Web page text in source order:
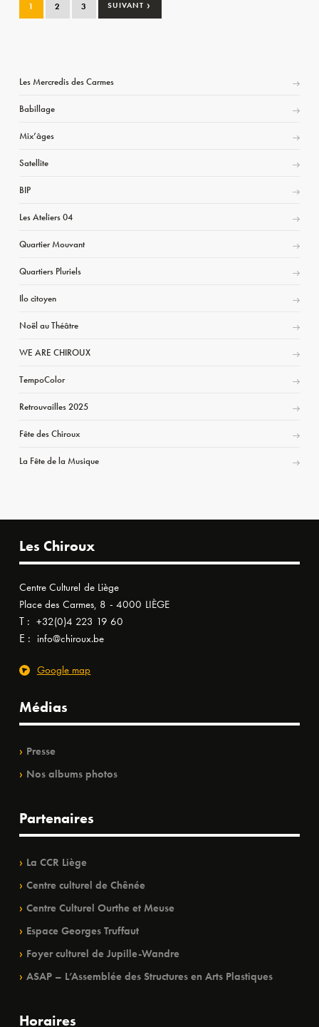
1 2 3 SUIVANT ›
Les Mercredis des Carmes
Babillage
Mix’âges
Satellite
BIP
Les Ateliers 04
Quartier Mouvant
Quartiers Pluriels
Ilo citoyen
Noël au Théâtre
WE ARE CHIROUX
TempoColor
Retrouvailles 2025
Fête des Chiroux
La Fête de la Musique
Les Chiroux
Centre Culturel de Liège
Place des Carmes, 8 - 4000 LIÈGE
T : +32(0)4 223 19 60
E : info@chiroux.be
Google map
Médias
Presse
Nos albums photos
Partenaires
La CCR Liège
Centre culturel de Chênée
Centre Culturel Ourthe et Meuse
Espace Georges Truffaut
Foyer culturel de Jupille-Wandre
ASAP – L’Assemblée des Structures en Arts Plastiques
Horaires